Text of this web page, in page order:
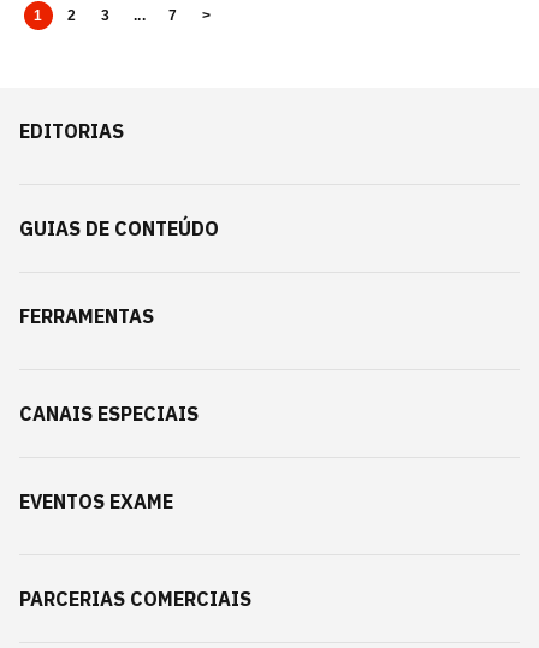
1 2 3 ... 7 >
EDITORIAS
GUIAS DE CONTEÚDO
FERRAMENTAS
CANAIS ESPECIAIS
EVENTOS EXAME
PARCERIAS COMERCIAIS